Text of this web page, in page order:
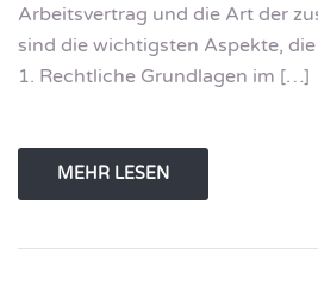
Arbeitsvertrag und die Art der
sind die wichtigsten Aspekte,
1. Rechtliche Grundlagen im […]
MEHR LESEN